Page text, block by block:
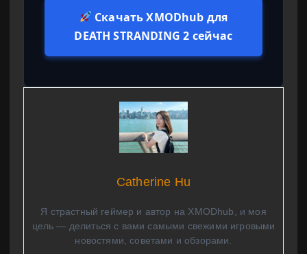
Скачать XMODhub для
DEATH STRANDING 2 сейчас
Catherine Hu
Я страстный геймер и автор на XMODhub, и моя
цель — делиться с вами самыми свежими игровыми
новостями, советами и обзорами.